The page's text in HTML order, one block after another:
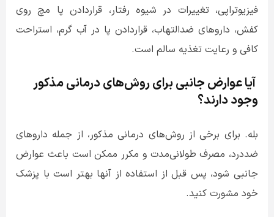
فیزیوتراپی، تغییرات در شیوه رفتار، قراردادن پا مچ روی
کفش، داروهای ضدالتهاب، قراردادن پا در آب گرم، استراحت
کافی و رعایت تغذیه سالم است.
آیا عوارض جانبی برای روش‌های درمانی مذکور
وجود دارند؟
بله. برای برخی از روش‌های درمانی مذکور، از جمله داروهای
ضددرد، مصرف طولانی‌مدت و مکرر ممکن است باعث عوارض
جانبی شود، پس قبل از استفاده از آنها بهتر است با پزشک
خود مشورت کنید.